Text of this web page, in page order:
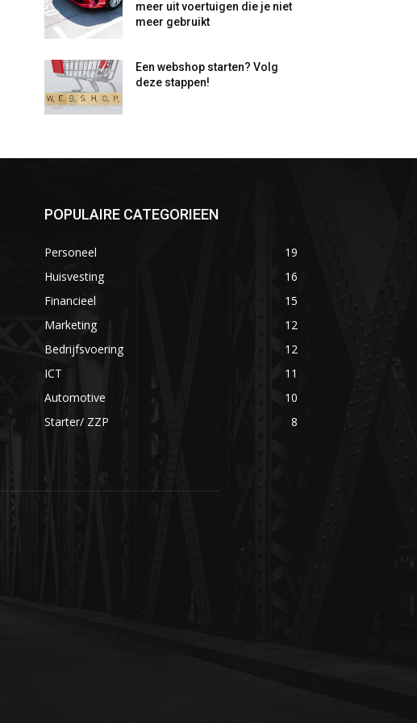
meer uit voertuigen die je niet
meer gebruikt
Een webshop starten? Volg
deze stappen!
POPULAIRE CATEGORIEEN
Personeel
19
Huisvesting
16
Financieel
15
Marketing
12
Bedrijfsvoering
12
ICT
11
Automotive
10
Starter/ ZZP
8